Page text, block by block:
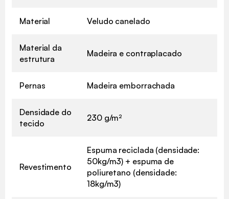
Material Veludo canelado
Material da
estrutura
Madeira e contraplacado
Pernas Madeira emborrachada
Densidade do
tecido
230 g/m²
Revestimento
Espuma reciclada (densidade:
50kg/m3) + espuma de
poliuretano (densidade:
18kg/m3)